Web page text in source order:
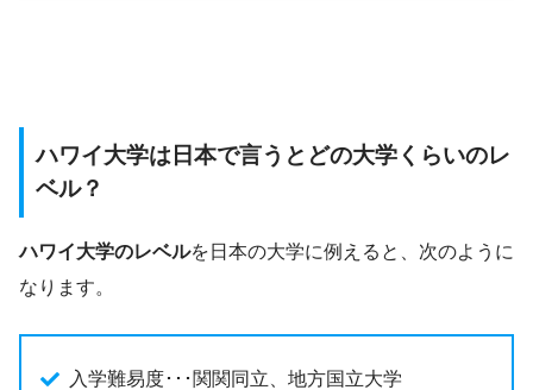
ハワイ大学は日本で言うとどの大学くらいのレ
ベル？
ハワイ大学のレベルを日本の大学に例えると、次のように
なります。
入学難易度･･･関関同立、地方国立大学